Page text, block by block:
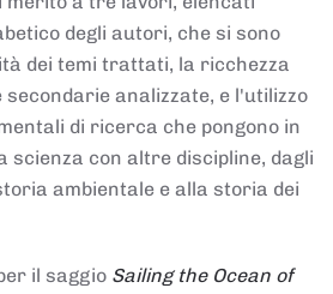
degli autori, che si sono
dei temi trattati, la ricchezza
analizzate, e l'utilizzo
di ricerca che pongono in
scienza con altre discipline, dagli
ambientale e alla storia dei
il saggio Sailing the Ocean of